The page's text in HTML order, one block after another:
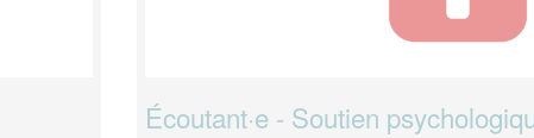
Écoutant·e - Soutien